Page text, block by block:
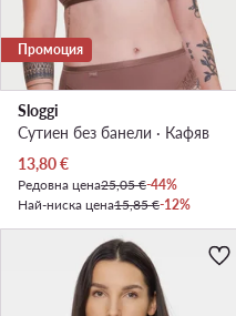
Промоция
Sloggi
Сутиен без банели · Кафяв
Актуална цена
13,80€
Редовна цена25,05 €-44%
Най-ниска цена15,85 €-12%